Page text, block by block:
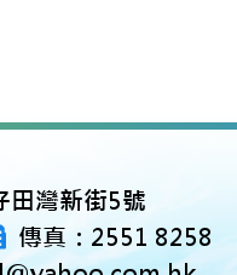
田灣新街5號
傳真：2551 8258